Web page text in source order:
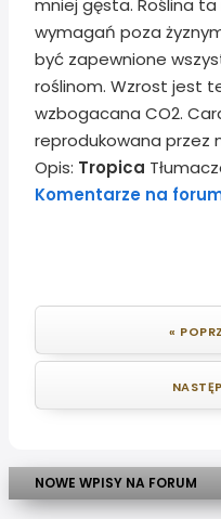
mniej gęsta. Roślina
wymagań poza
być zapewnione
roślinom. Wzrost jest
wzbogacana CO2.
reprodukowana przez
Opis: Tropica
Komentarze na
«
NOWE WPISY NA FORUM